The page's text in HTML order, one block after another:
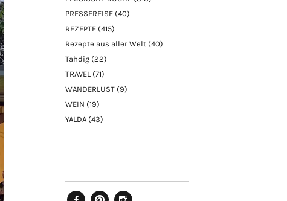
PRESSEREISE (40)
REZEPTE (415)
Rezepte aus aller Welt (40)
Tahdig (22)
TRAVEL (71)
WANDERLUST (9)
WEIN (19)
YALDA (43)